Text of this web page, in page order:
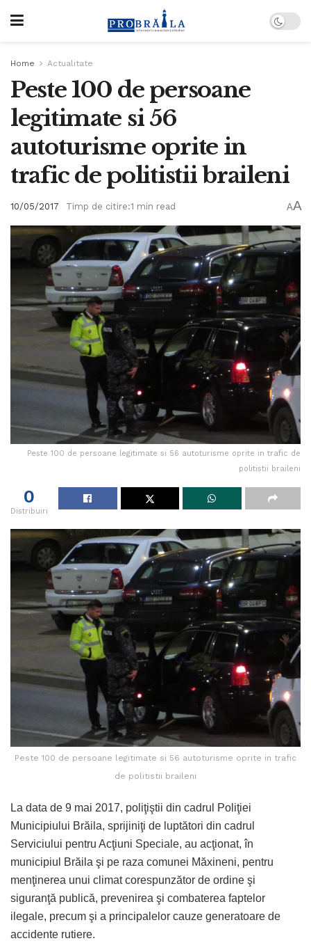
Home Actualitate
Peste 100 de persoane
legitimate si 56
autoturisme oprite in
trafic de politistii braileni
10/05/2017 Timp de citire:1 min read AA
Peste 100 de persoane legitimate si 56 autoturisme oprite in trafic de
politistii braileni
0
Distribuiri
Peste 100 de persoane legitimate si 56 autoturisme oprite in trafic
de politistii braileni
La data de 9 mai 2017, poliţiştii din cadrul Poliţiei
Municipiului Brăila, sprijiniţi de luptători din cadrul
Serviciului pentru Acţiuni Speciale, au acţionat, în
municipiul Brăila şi pe raza comunei Măxineni, pentru
menţinerea unui climat corespunzător de ordine şi
siguranţă publică, prevenirea şi combaterea faptelor
ilegale, precum şi a principalelor cauze generatoare de
accidente rutiere.